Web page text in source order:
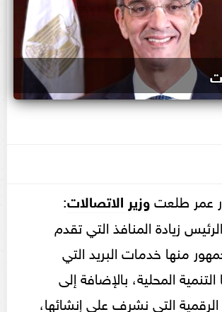
عمر طلعتوزير الاتصالات:
زيادة المنافذ التي تقدم
منها خدمات البريد التي
المحلية، بالإضافة إلى
التي نشرف على إنشائها،